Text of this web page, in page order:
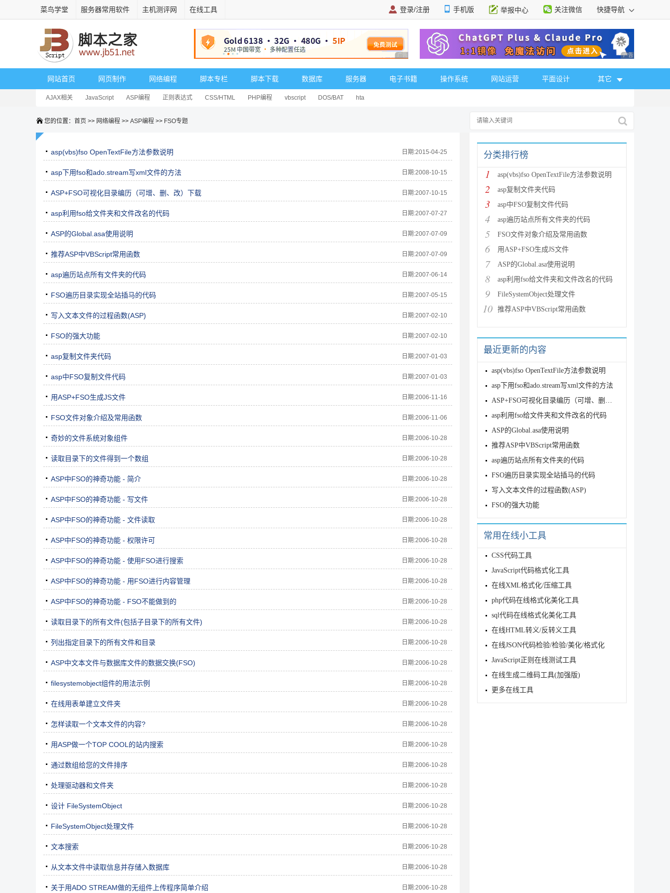
菜鸟学堂 服务器常用软件 主机测评网 在线工具 登录/注册 手机版 举报中心 关注微信 快捷导航
广告 商业广告，理性选择 广告 商业广告，理
网站首页 网页制作 网络编程 脚本专栏 脚本下载 数据库 服务器 电子书籍 操作系统 网站运营 平面设计 其它
AJAX相关 JavaScript ASP编程 正则表达式 CSS/HTML PHP编程 vbscript DOS/BAT hta
您的位置： 首页 >> 网络编程 >> ASP编程 >> FSO专题
日期:2015-04-25
asp(vbs)fso OpenTextFile方法参数说明
日期:2008-10-15
asp下用fso和ado.stream写xml文件的方法
日期:2007-10-15
ASP+FSO可视化目录编历（可增、删、改）下载
日期:2007-07-27
asp利用fso给文件夹和文件改名的代码
日期:2007-07-09
ASP的Global.asa使用说明
日期:2007-07-09
推荐ASP中VBScript常用函数
日期:2007-06-14
asp遍历站点所有文件夹的代码
日期:2007-05-15
FSO遍历目录实现全站插马的代码
日期:2007-02-10
写入文本文件的过程函数(ASP)
日期:2007-02-10
FSO的强大功能
日期:2007-01-03
asp复制文件夹代码
日期:2007-01-03
asp中FSO复制文件代码
日期:2006-11-16
用ASP+FSO生成JS文件
日期:2006-11-06
FSO文件对象介绍及常用函数
日期:2006-10-28
奇妙的文件系统对象组件
日期:2006-10-28
读取目录下的文件得到一个数组
日期:2006-10-28
ASP中FSO的神奇功能 - 简介
日期:2006-10-28
ASP中FSO的神奇功能 - 写文件
日期:2006-10-28
ASP中FSO的神奇功能 - 文件读取
日期:2006-10-28
ASP中FSO的神奇功能 - 权限许可
日期:2006-10-28
ASP中FSO的神奇功能 - 使用FSO进行搜索
日期:2006-10-28
ASP中FSO的神奇功能 - 用FSO进行内容管理
日期:2006-10-28
ASP中FSO的神奇功能 - FSO不能做到的
日期:2006-10-28
读取目录下的所有文件(包括子目录下的所有文件)
日期:2006-10-28
列出指定目录下的所有文件和目录
日期:2006-10-28
ASP中文本文件与数据库文件的数据交换(FSO)
日期:2006-10-28
filesystemobject组件的用法示例
日期:2006-10-28
在线用表单建立文件夹
日期:2006-10-28
怎样读取一个文本文件的内容?
日期:2006-10-28
用ASP做一个TOP COOL的站内搜索
日期:2006-10-28
通过数组给您的文件排序
日期:2006-10-28
处理驱动器和文件夹
日期:2006-10-28
设计 FileSystemObject
日期:2006-10-28
FileSystemObject处理文件
日期:2006-10-28
文本搜索
日期:2006-10-28
从文本文件中读取信息并存储入数据库
日期:2006-10-28
关于用ADO STREAM做的无组件上传程序简单介绍
分类排行榜
1 asp(vbs)fso OpenTextFile方法参数说明
2 asp复制文件夹代码
3 asp中FSO复制文件代码
4 asp遍历站点所有文件夹的代码
5 FSO文件对象介绍及常用函数
6 用ASP+FSO生成JS文件
7 ASP的Global.asa使用说明
8 asp利用fso给文件夹和文件改名的代码
9 FileSystemObject处理文件
10 推荐ASP中VBScript常用函数
最近更新的内容
asp(vbs)fso OpenTextFile方法参数说明
asp下用fso和ado.stream写xml文件的方法
ASP+FSO可视化目录编历（可增、删、改）下载
asp利用fso给文件夹和文件改名的代码
ASP的Global.asa使用说明
推荐ASP中VBScript常用函数
asp遍历站点所有文件夹的代码
FSO遍历目录实现全站插马的代码
写入文本文件的过程函数(ASP)
FSO的强大功能
常用在线小工具
CSS代码工具
JavaScript代码格式化工具
在线XML格式化/压缩工具
php代码在线格式化美化工具
sql代码在线格式化美化工具
在线HTML转义/反转义工具
在线JSON代码检验/检验/美化/格式化
JavaScript正则在线测试工具
在线生成二维码工具(加强版)
更多在线工具